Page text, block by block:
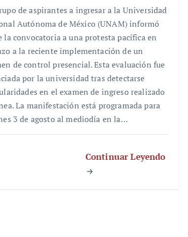
de aspirantes a ingresar a la Universidad
Autónoma de México (UNAM) informó
la convocatoria a una protesta pacífica en
a la reciente implementación de un
de control presencial. Esta evaluación fue
por la universidad tras detectarse
en el examen de ingreso realizado
La manifestación está programada para
3 de agosto al mediodía en la…
Continuar Leyendo